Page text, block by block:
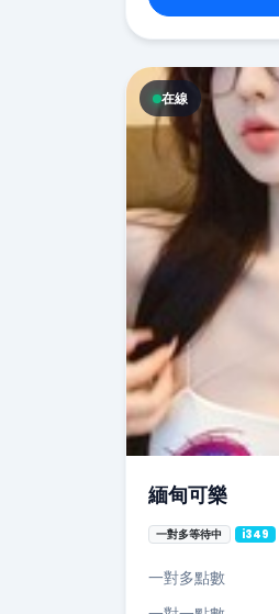
在線
緬甸可樂
一對多等待中 i349
一對多點數